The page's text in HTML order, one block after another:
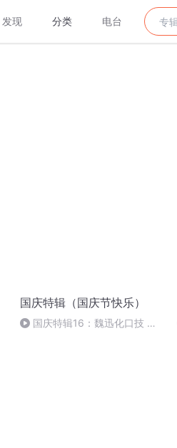
发现 分类 电台
国庆特辑（国庆节快乐）
国庆特辑16：魏迅化口技 二